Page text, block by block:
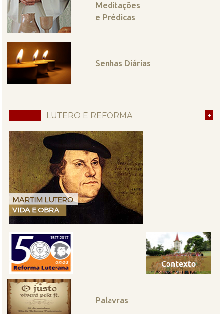
Meditações
e Prédicas
Senhas Diárias
LUTERO E REFORMA +
Palavras